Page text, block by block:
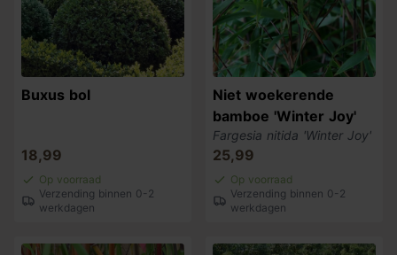
Buxus bol
18,99
Op voorraad
Verzending binnen 0-2
werkdagen
Niet woekerende
bamboe 'Winter Joy'
Fargesia nitida 'Winter Joy'
25,99
Op voorraad
Verzending binnen 0-2
werkdagen